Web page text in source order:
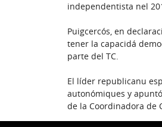
independentista nel
Puigcercós, en
tener la capacidá
parte del TC.
El líder republicanu
autonómiques y
de la Coordinadora de